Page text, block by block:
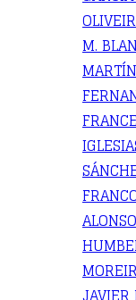
M.
MARTÍN
ALONSO